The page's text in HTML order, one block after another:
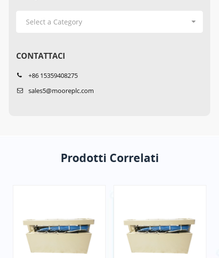
CONTATTACI
+86 15359408275
sales5@mooreplc.com
Prodotti Correlati